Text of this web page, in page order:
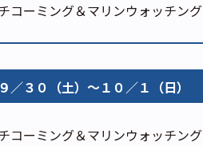
コーミング＆マリンウォッチング
９／３０（土）～１０／１（日）
コーミング＆マリンウォッチング